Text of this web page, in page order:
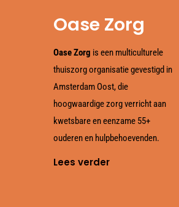
Oase Zorg
Oase Zorg is een multiculturele
thuiszorg organisatie gevestigd in
Amsterdam Oost, die
hoogwaardige zorg verricht aan
kwetsbare en eenzame 55+
ouderen en hulpbehoevenden.
Lees verder